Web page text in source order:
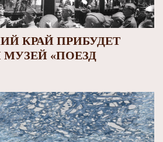
КРАЙ ПРИБУДЕТ
«ПОЕЗД